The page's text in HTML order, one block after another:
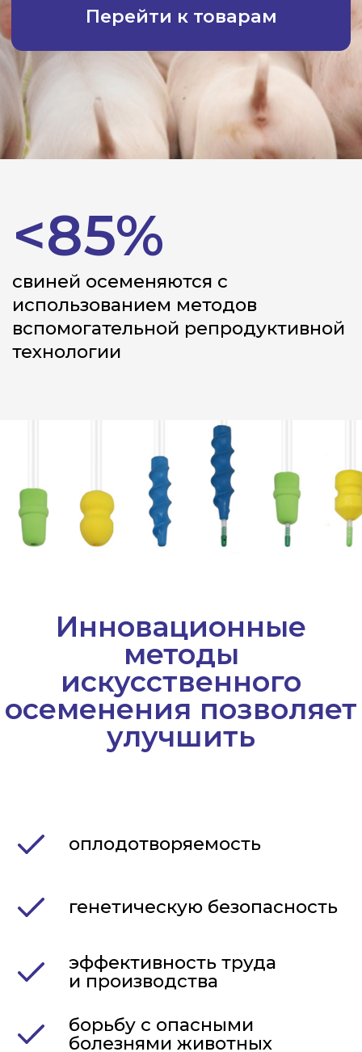
свиней осеменяются с
использованием методов
вспомогательной репродуктивной
технологии
<85%
Инновационные
методы
искусственного
оплодотворяемость
генетическую безопасность
болезнями животных
Категории
инструментов,
приборов и
оборудования для
искусственного
осеменения